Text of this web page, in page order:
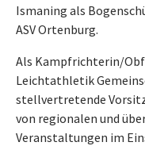
Ismaning als
ASV Ortenburg.
Als Kampfrichterin/
Leichtathletik
stellvertretende
von regionalen und
Veranstaltungen im